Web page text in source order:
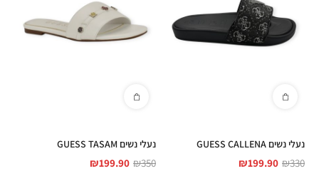
נעלי נשים GUESS CALLENA
₪330
₪199.90
נעלי נשים GUESS TASAM
₪350
₪199.90